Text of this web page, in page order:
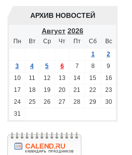
АРХИВ НОВОСТЕЙ
Август 2026
Пн Вт Ср Чт Пт Сб
Вс
1
2
3
4 5 6 7 8
9
10
11 12 13 14 15
16
17
18 19 20 21 22
23
24
25 26 27 28 29
30
31